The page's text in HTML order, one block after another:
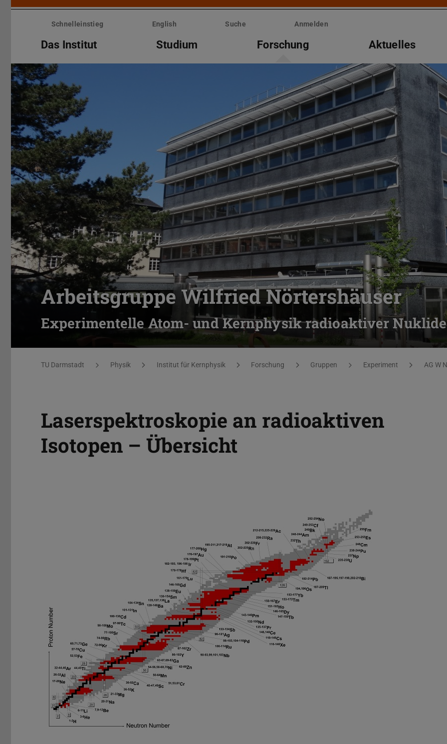
Menü
überspringenSchnelleinstieg English Suche Anmelden
Das Institut Studium Forschung Aktuelles
Arbeitsgruppe Wilfried Nörtershäuser
Experimentelle Atom- und Kernphysik radioaktiver Nuklide
Sie befinden sich hier:
TU Darmstadt Physik Institut für Kernphysik Forschung Gruppen Experiment AG W
Laserspektroskopie an radioaktiven
Isotopen – Übersicht